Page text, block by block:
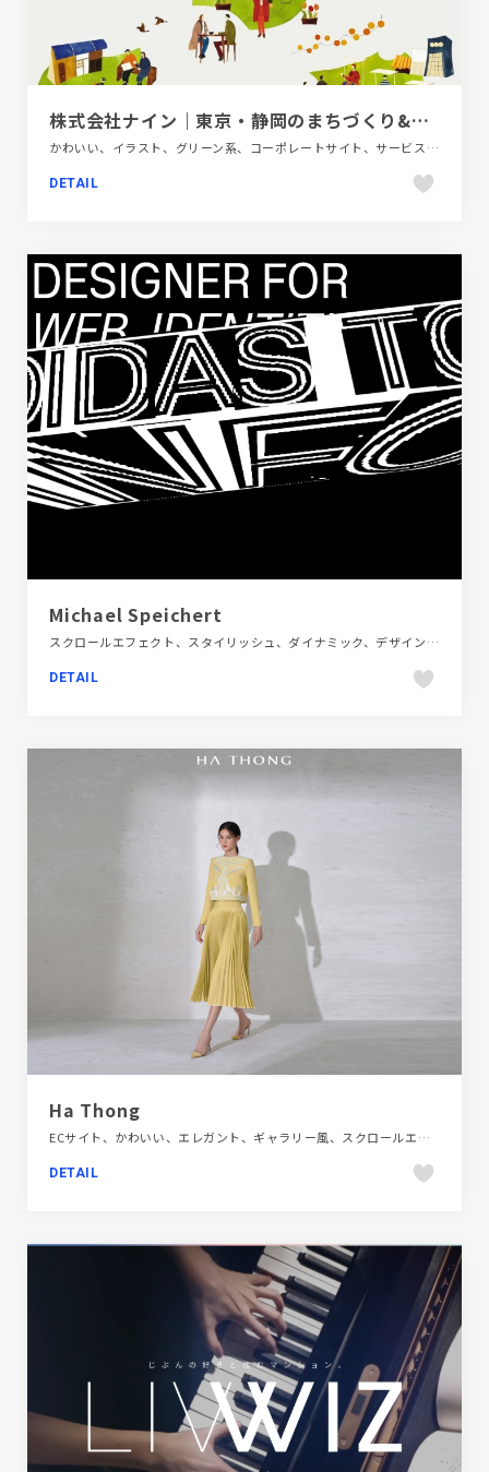
株式会社ナイン｜東京・静岡のまちづくり&デザイン会社
かわいい、イラスト、グリーン系、コーポレートサイト、サービス紹介、シンプル、スタイリッシュ、デザイン・アート・音楽・文芸、ナチュラル、フラットデザイン、ブランド・サービスサイト、ホワイト系、ポップ、地域・団体・活動
DETAIL
Michael Speichert
スクロールエフェクト、スタイリッシュ、ダイナミック、デザイン・アート・音楽・文芸、ブラック系 、ブルー系、ホワイト系、ポートフォリオ、モーション多め、大きめ写真、海外サイト
DETAIL
Ha Thong
ECサイト、かわいい、エレガント、ギャラリー風、スクロールエフェクト、スタイリッシュ、ファッション・ビューティー、ホワイト系、モーション多め、大きめ写真、海外サイト
DETAIL